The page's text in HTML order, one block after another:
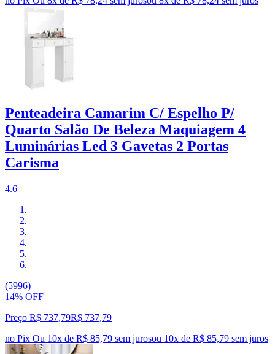
Penteadeira Camarim C/ Espelho P/
Quarto Salão De Beleza Maquiagem 4
Luminárias Led 3 Gavetas 2 Portas
Carisma
4.6
(5996)
14% OFF
Preço R$ 737,79R$ 737,79
no Pix Ou 10x de R$ 85,79 sem jurosou 10x de R$ 85,79 sem juros